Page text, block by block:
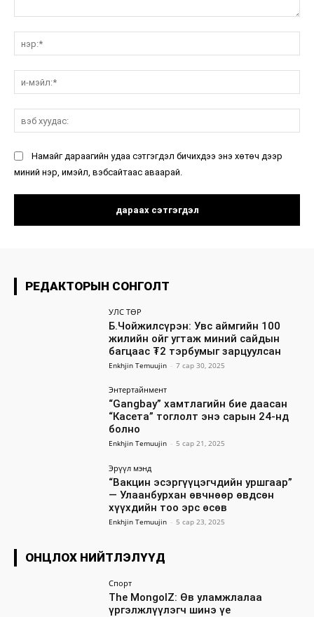
Намайг дараагийн удаа сэтгэгдэл бичихдээ энэ хөтөч дээр
миний нэр, имэйл, вэбсайтаас аваарай.
РЕДАКТОРЫН СОНГОЛТ
УЛС ТӨР
Б.Чойжилсүрэн: Увс аймгийн 100
жилийн ойг угтаж миний сайдын
багцаас ₮2 тэрбумыг зарцуулсан
Enkhjin Temuujin - 7 сар 30, 2025
Энтертайнмент
“Gangbay” хамтлагийн бие даасан
“Касета” тоглолт энэ сарын 24-нд
болно
Enkhjin Temuujin - 5 сар 21, 2025
Эрүүл мэнд
“Вакцин эсэргүүцэгчдийн уршгаар”
— Улаанбурхан өвчнөөр өвдсөн
хүүхдийн тоо эрс өсөв
Enkhjin Temuujin - 5 сар 23, 2025
ОНЦЛОХ НИЙТЛЭЛҮҮД
Спорт
The MongolZ: Өв уламжлалаа
үргэлжлүүлэгч шинэ үе